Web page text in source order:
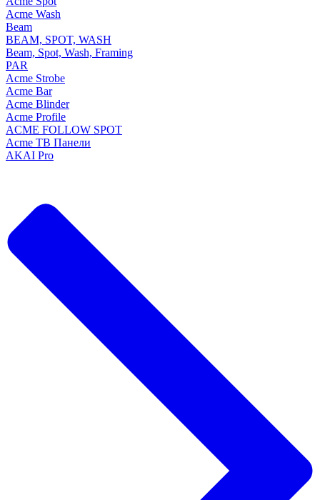
Acme Wash
Beam
BEAM, SPOT, WASH
Beam, Spot, Wash, Framing
PAR
Acme Strobe
Acme Bar
Acme Blinder
Acme Profile
ACME FOLLOW SPOT
Acme ТВ Панели
AKAI Pro